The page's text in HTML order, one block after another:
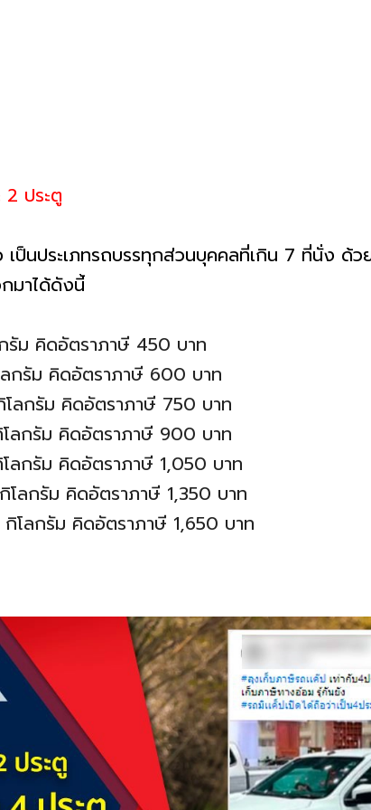
2 ประตู
เป็นประเภทรถบรรทุกส่วนบุคคลที่เกิน 7 ที่นั่ง ด้
มาได้ดังนี้
ม คิดอัตราภาษี 450 บาท
กรัม คิดอัตราภาษี 600 บาท
ลกรัม คิดอัตราภาษี 750 บาท
ลกรัม คิดอัตราภาษี 900 บาท
ลกรัม คิดอัตราภาษี 1,050 บาท
ลกรัม คิดอัตราภาษี 1,350 บาท
ลกรัม คิดอัตราภาษี 1,650 บาท